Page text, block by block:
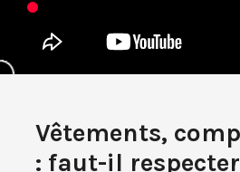
Vêtements,
: faut-il